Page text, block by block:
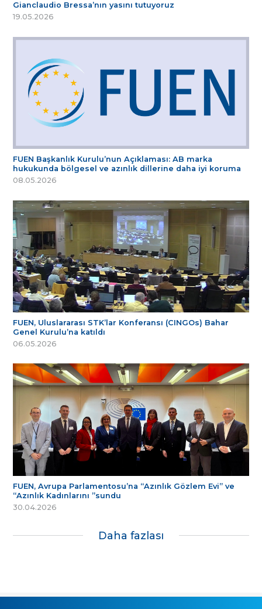
Gianclaudio Bressa’nın yasını tutuyoruz
19.05.2026
FUEN Başkanlık Kurulu’nun Açıklaması: AB marka
hukukunda bölgesel ve azınlık dillerine daha iyi koruma
08.05.2026
FUEN, Uluslararası STK’lar Konferansı (CINGOs) Bahar
Genel Kurulu’na katıldı
06.05.2026
FUEN, Avrupa Parlamentosu’na “Azınlık Gözlem Evi” ve
“Azınlık Kadınlarını ”sundu
30.04.2026
Daha fazlası